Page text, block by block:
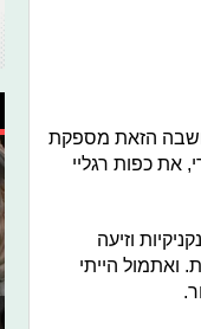
הזאת מספקת
את כפות רגליי
וזיעה
ואתמול הייתי